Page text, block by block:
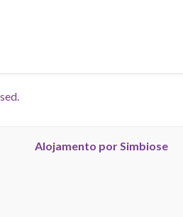
Alojamento por Simbiose